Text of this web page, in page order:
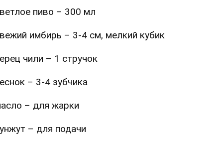
пиво – 300 мл
имбирь – 3-4 см, мелкий кубик
чили – 1 стручок
– 3-4 зубчика
– для жарки
– для подачи